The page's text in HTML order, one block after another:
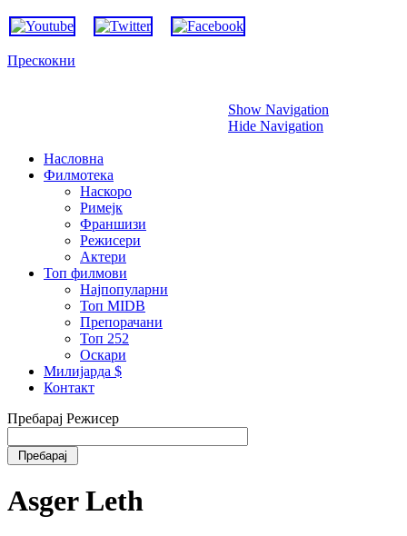
Прескокни
Show Navigation
Hide Navigation
Насловна
Филмотека
Наскоро
Римејк
Франшизи
Режисери
Актери
Топ филмови
Најпопуларни
Топ MIDB
Препорачани
Топ 252
Оскари
Милијарда $
Контакт
Пребарај Режисер
Asger Leth